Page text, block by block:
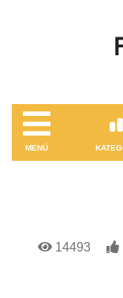
MENÜ
14493